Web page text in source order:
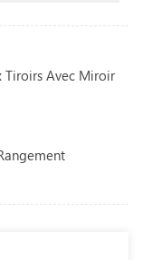
Tiroirs Avec Miroir